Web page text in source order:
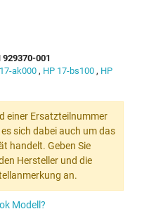
001
ak000, HP 17-bs100 , HP
einer Ersatzteilnummer
sich dabei auch um das
handelt. Geben Sie
Hersteller und die
an.
Modell?